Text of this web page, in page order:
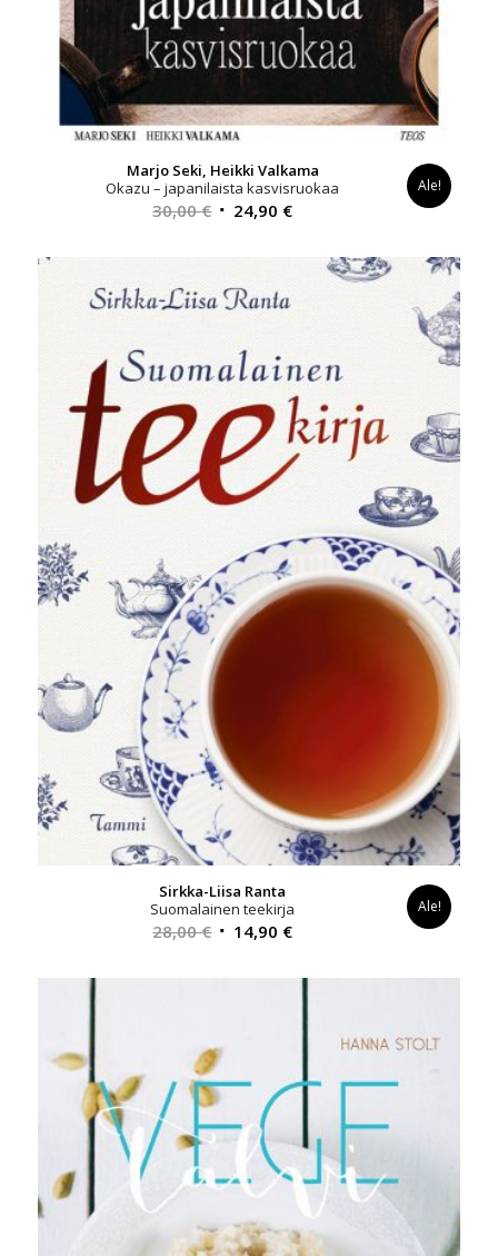
Marjo Seki, Heikki Valkama
Okazu – japanilaista kasvisruokaa
30,00€ Alkuperäinen
30,00 €.
24,90 €Nykyinen
24,90 €.
Ale!
Sirkka-Liisa Ranta
Suomalainen teekirja
28,00€ Alkuperäinen
14,90 €Nykyinen
on:
Ale!